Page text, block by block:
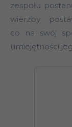
zespołu
wierzby
co na swój
umiejętności